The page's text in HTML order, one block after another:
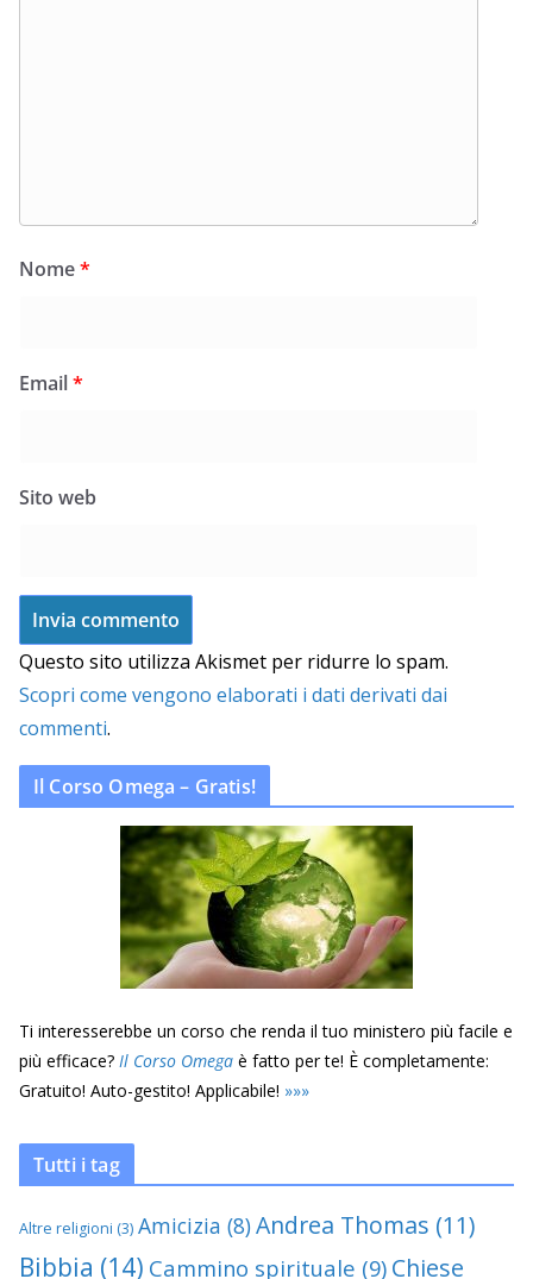
Nome*
Email*
Sito web
Questo sito utilizza Akismet per ridurre lo spam.
Scopri come vengono elaborati i dati derivati dai
commenti.
Il Corso Omega – Gratis!
Ti interesserebbe un corso che renda il tuo ministero più facile e
più efficace? Il Corso Omega è fatto per te! È completamente:
Gratuito! Auto-gestito! Applicabile! »»»
Tutti i tag
Altre religioni (3) Amicizia (8)Andrea Thomas (11)
Bibbia (14) Cammino spirituale (9) Chiese